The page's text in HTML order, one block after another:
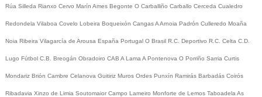
Rúa Silleda Rianxo Cervo Marín Ames Begonte O Carballiño Carballo Cerceda Cualedro
Redondela Vilaboa Covelo Lobeira Boqueixón CangasA Arnoia Padrón Culleredo Moaña
Noia Ribeira Vilagarcía de Arousa España Portugal O Brasil R.C. Deportivo R.C. Celta C.D.
Lugo Fútbol C.B. Breogán Obradoiro CAB A Lama A Pontenova O Porriño Sarria Curtis
Mondariz Brión Cambre Celanova Guitiriz Muros Ordes Punxín Ramirás Barbadás Coirós
Ribadavia Xinzo de Limia Soutomaior Campo Lameiro Monforte de Lemos Taboadela As